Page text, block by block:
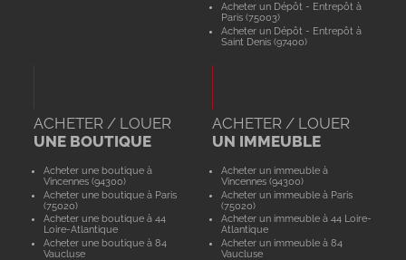
Acheter un Dépôt - Entrepôt à
Paris (75003)
Acheter un Dépôt - Entrepôt à
Saint Denis (97400)
ACHETER / LOUER
UNE BOUTIQUE
Acheter une boutique à
Vincennes (94300)
Acheter une boutique à Paris
(75020)
Acheter une boutique à 44
Loire-Atlantique
Acheter une boutique à 84
Vaucluse
ACHETER / LOUER
UN IMMEUBLE
Acheter un immeuble à
Vincennes (94300)
Acheter un immeuble à Paris
(75020)
Acheter un immeuble à 44 Loire-
Atlantique
Acheter un immeuble à 84
Vaucluse